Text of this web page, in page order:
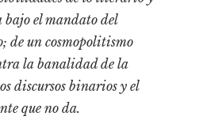
bajo el mandato del
de un cosmopolitismo
la banalidad de la
discursos binarios y el
que no da.